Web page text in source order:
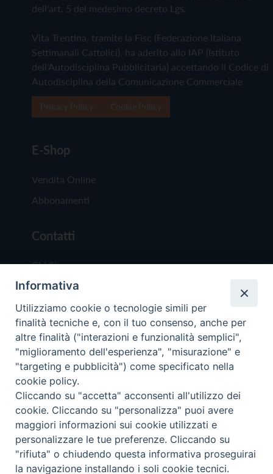
dell'art. 5 del medesimo decreto Lgs.
Vita Trentina, tramite la Fisc (Federazione Italiana
Settimanali Cattolici), ha aderito allo IAP (Istituto
dell'Autodisciplina Pubblicitaria) accettando il Codice di
Autodisciplina della Comunicazione Commerciale
E-Shop
Vendita Online
Abbonamenti
Contatti
Chi Siamo
Redazione
Scrivici
Copyright © 2019 - Tutti i diritti riservati - Vita
Trentina Editrice
Privacy Policy
Torna
Informativa
Utilizziamo cookie o tecnologie simili per
finalità tecniche e, con il tuo consenso, anche per
altre finalità ("interazioni e funzionalità semplici",
"miglioramento dell'esperienza", "misurazione" e
"targeting e pubblicità") come specificato nella
cookie policy.
Cliccando su "accetta" acconsenti all'utilizzo dei
cookie. Cliccando su "personalizza" puoi avere
maggiori informazioni sui cookie utilizzati e
personalizzare le tue preferenze. Cliccando su
"rifiuta" o chiudendo questa informativa proseguirai
la navigazione installando i soli cookie tecnici.